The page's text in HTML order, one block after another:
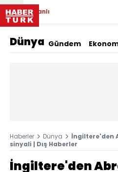
Canlı
Dünya Gündem
Haberler Dünya
İngiltere'den
sinyali | Dış Haberler
İngiltere'den